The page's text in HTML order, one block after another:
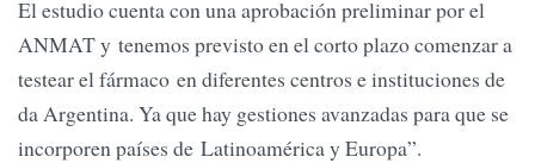
El estudio cuenta con una aprobación preliminar por el
ANMAT y tenemos previsto en el corto plazo comenzar a
testear el fármaco en diferentes centros e instituciones de
da Argentina. Ya que hay gestiones avanzadas para que se
incorporen países de Latinoamérica y Europa”.